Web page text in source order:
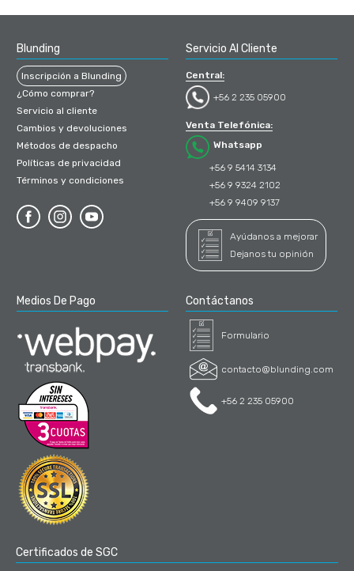
Blunding
Inscripción a Blunding
¿Cómo comprar?
Servicio al cliente
Cambios y devoluciones
Métodos de despacho
Políticas de privacidad
Términos y condiciones
Servicio Al Cliente
Central:
+56 2 235 05900
Venta Telefónica:
Whatsapp
+56 9 5414 3134
+56 9 9324 2102
+56 9 9409 9137
Ayúdanos a mejorar
Dejanos tu opinión
Medios De Pago Contáctanos
Formulario
contacto@blunding.com
+56 2 235 05900
Certificados de SGC